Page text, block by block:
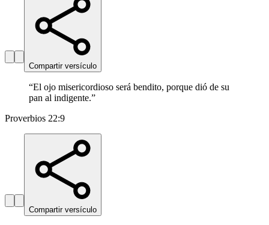
Compartir versículo
“El ojo misericordioso será bendito, porque dió de su
pan al indigente.”
Proverbios 22:9
Compartir versículo